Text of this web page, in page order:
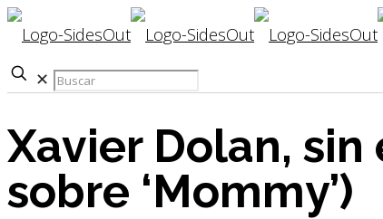
✕
Xavier Dolan,
sobre ‘Mommy’)